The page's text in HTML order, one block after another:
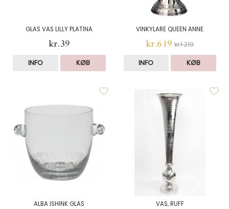
GLAS VAS LILLY PLATINA
kr.39
INFO KØB
VINKYLARE QUEEN ANNE
kr.619 kr.1 219
INFO KØB
ALBA ISHINK GLAS VAS, RUFF